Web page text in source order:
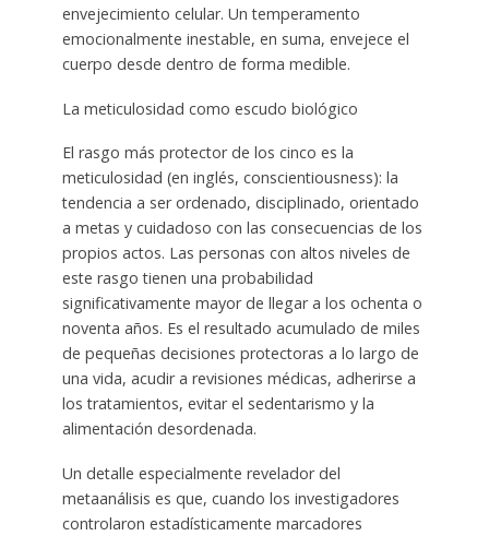
envejecimiento celular. Un temperamento
emocionalmente inestable, en suma, envejece el
cuerpo desde dentro de forma medible.
La meticulosidad como escudo biológico
El rasgo más protector de los cinco es la
meticulosidad (en inglés, conscientiousness): la
tendencia a ser ordenado, disciplinado, orientado
a metas y cuidadoso con las consecuencias de los
propios actos. Las personas con altos niveles de
este rasgo tienen una probabilidad
significativamente mayor de llegar a los ochenta o
noventa años. Es el resultado acumulado de miles
de pequeñas decisiones protectoras a lo largo de
una vida, acudir a revisiones médicas, adherirse a
los tratamientos, evitar el sedentarismo y la
alimentación desordenada.
Un detalle especialmente revelador del
metaanálisis es que, cuando los investigadores
controlaron estadísticamente marcadores